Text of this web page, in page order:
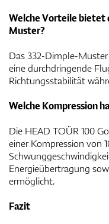
Welche Vorteile bietet
Muster?
Das 332-Dimple-
eine durchdringende
Richtungsstabilität
Welche Kompression
Die HEAD TOÜR 100
einer Kompression von
Energieübertragung
ermöglicht.
Fazit